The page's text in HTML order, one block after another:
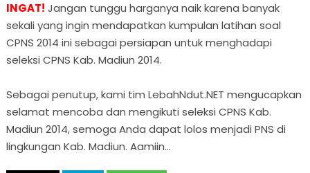
INGAT! Jangan tunggu harganya naik karena banyak
sekali yang ingin mendapatkan kumpulan latihan soal
CPNS 2014 ini sebagai persiapan untuk menghadapi
seleksi CPNS Kab. Madiun 2014.
Sebagai penutup, kami tim LebahNdut.NET mengucapkan
selamat mencoba dan mengikuti seleksi CPNS Kab.
Madiun 2014, semoga Anda dapat lolos menjadi PNS di
lingkungan Kab. Madiun. Aamiin…